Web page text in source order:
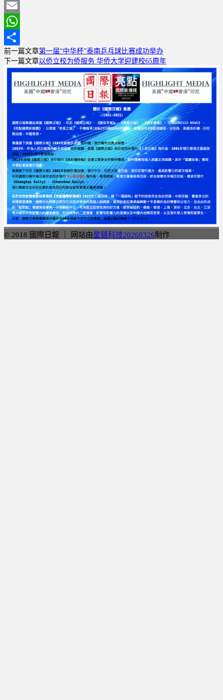
Weibo
Print
Email
WhatsApp
分
享
前一篇文章第一届“中华杯”泰南乒乓球比赛成功举办
下一篇文章以侨立校为侨服务 华侨大学迎建校65周年
© 2018 國際日報 ｜ 网站由星链科技20260326制作